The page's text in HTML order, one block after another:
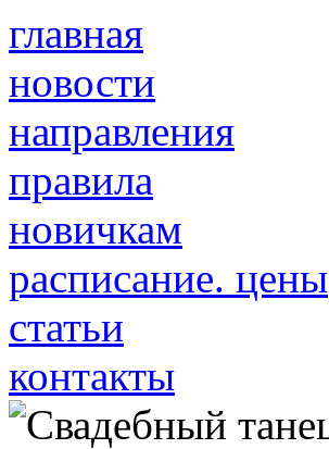
главная
новости
направления
правила
новичкам
расписание. цены
статьи
контакты